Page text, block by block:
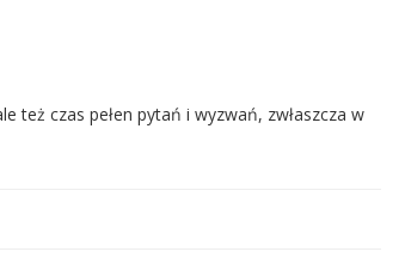
też czas pełen pytań i wyzwań, zwłaszcza w